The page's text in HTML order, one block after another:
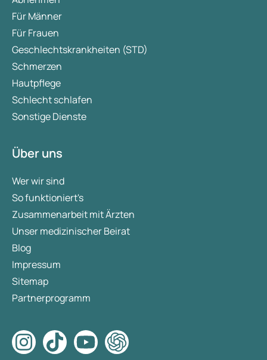
Für Männer
Für Frauen
Geschlechtskrankheiten (STD)
Schmerzen
Hautpflege
Schlecht schlafen
Sonstige Dienste
Über uns
Wer wir sind
So funktioniert's
Zusammenarbeit mit Ärzten
Unser medizinischer Beirat
Blog
Impressum
Sitemap
Partnerprogramm